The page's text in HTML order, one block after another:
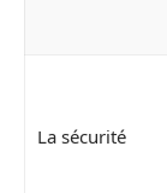
La sécurité